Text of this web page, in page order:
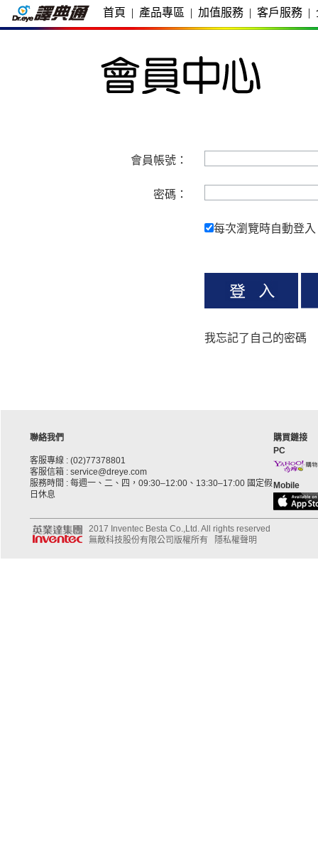
首頁 | 產品專區 | 加值服務 | 客戶服務 |
會員帳號：
密碼：
每次瀏覽時自動登入
我忘記了自己的密碼
聯絡我們
客服專線 : (02)77378801
客服信箱 : service@dreye.com
服務時間 : 每週一、二、四，09:30–12:00、13:30–17:00 國定假
日休息
購買鏈接
PC
Mobile
2017 Inventec Besta Co.,Ltd. All rights reserved
無敵科技股份有限公司版權所有
隱私權聲明